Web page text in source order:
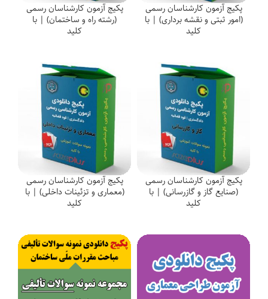
پکیج آزمون کارشناسان رسمی
(امور ثبتی و نقشه برداری) | با
کلید
پکیج آزمون کارشناسان رسمی
(رشته راه و ساختمان) | با
کلید
پکیج آزمون کارشناسان رسمی
(صنایع گاز و گازرسانی) | با
کلید
پکیج آزمون کارشناسان رسمی
(معماری و تزئینات داخلی) | با
کلید